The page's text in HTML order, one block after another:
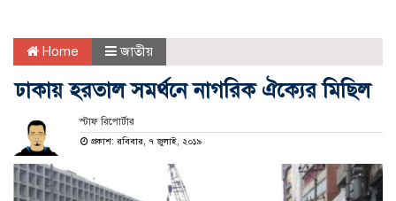
Home জাতীয়
ঢাকায় হরতাল সমর্থনে নাগরিক ঐক্যের মিছিল
স্টাফ রিপোর্টার
প্রকাশ: রবিবার, ৭ জুলাই, ২০১৯